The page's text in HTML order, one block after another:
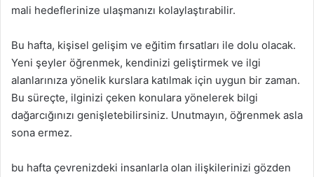
mali hedeflerinize ulaşmanızı kolaylaştırabilir.
Bu hafta, kişisel gelişim ve eğitim fırsatları ile dolu olacak.
Yeni şeyler öğrenmek, kendinizi geliştirmek ve ilgi
alanlarınıza yönelik kurslara katılmak için uygun bir zaman.
Bu süreçte, ilginizi çeken konulara yönelerek bilgi
dağarcığınızı genişletebilirsiniz. Unutmayın, öğrenmek asla
sona ermez.
bu hafta çevrenizdeki insanlarla olan ilişkilerinizi gözden